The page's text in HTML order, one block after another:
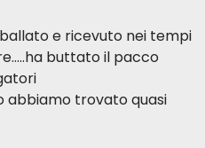
e ricevuto nei tempi
buttato il pacco
abbiamo trovato quasi